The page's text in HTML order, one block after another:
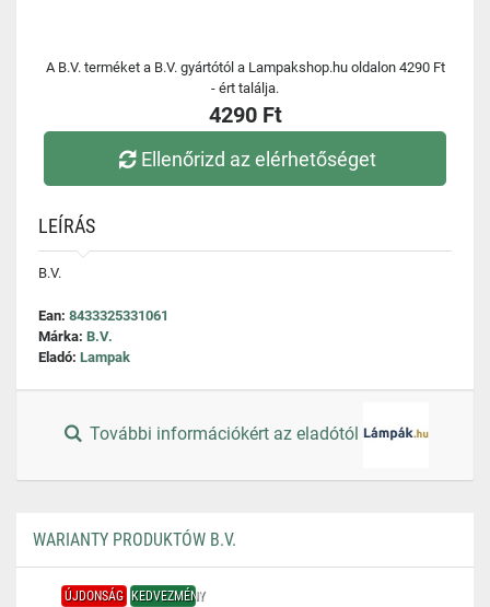
A B.V. terméket a B.V. gyártótól a Lampakshop.hu oldalon 4290 Ft
- ért találja.
4290 Ft
Ellenőrizd az elérhetőséget
LEÍRÁS
B.V.
Ean: 8433325331061
Márka: B.V.
Eladó: Lampak
További információkért az eladótól
WARIANTY PRODUKTÓW B.V.
ÚJDONSÁG KEDVEZMÉNY